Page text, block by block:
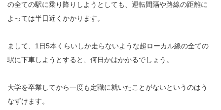
の全ての駅に乗り降りしようとしても、運転間隔や路線の距離に
よっては半日近くかかります。
まして、1日5本くらいしか走らないような超ローカル線の全ての
駅に下車しようとすると、何日かはかかるでしょう。
大学を卒業してから一度も定職に就いたことがないというのはう
なずけます。